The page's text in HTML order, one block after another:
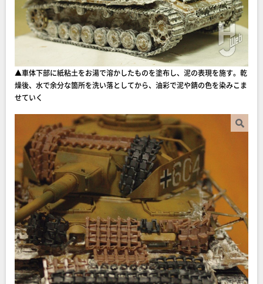
▲車体下部に紙粘土をお湯で溶かしたものを塗布し、泥の表現を施す。乾
燥後、水で余分な箇所を洗い落としてから、油彩で泥や錆の色を染みこま
せていく